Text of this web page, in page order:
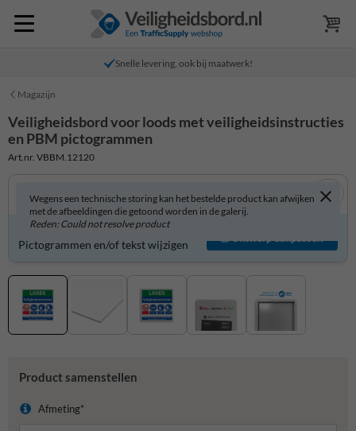
Snelle levering, ook bij maatwerk!
Magazijn
Veiligheidsbord voor loods met veiligheidsinstructies
en PBM pictogrammen
Art.nr. VBBM.12120
Wegens een technische storing kan het bestelde product kan afwijken
met de afbeeldingen die getoond worden in de galerij.
Reden: Could not resolve product
Veiligheidsbord zelf aanpassen?
Pictogrammen en/of tekst wijzigen
Ontwerp aanpassen
Product samenstellen
Afmeting*